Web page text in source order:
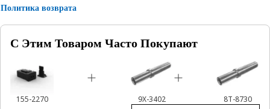
Политика возврата
С Этим Товаром Часто Покупают
155-2270 9X-3402 8T-8730